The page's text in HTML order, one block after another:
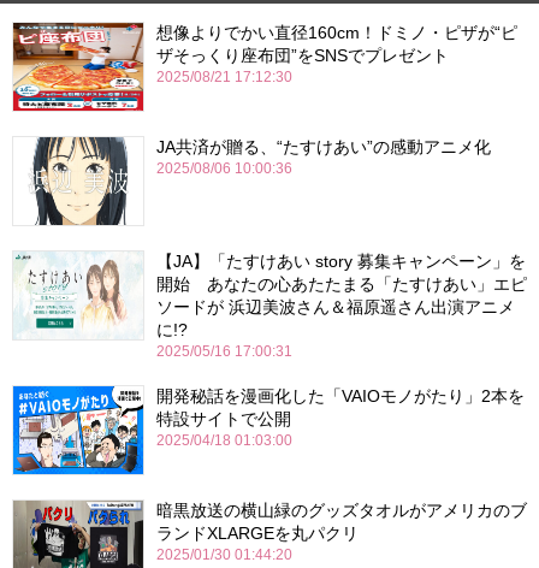
想像よりでかい直径160cm！ドミノ・ピザが“ピ
ザそっくり座布団”をSNSでプレゼント
2025/08/21 17:12:30
JA共済が贈る、“たすけあい”の感動アニメ化
2025/08/06 10:00:36
【JA】「たすけあい story 募集キャンペーン」を
開始 あなたの心あたたまる「たすけあい」エピ
ソードが 浜辺美波さん＆福原遥さん出演アニメ
に!?
2025/05/16 17:00:31
開発秘話を漫画化した「VAIOモノがたり」2本を
特設サイトで公開
2025/04/18 01:03:00
暗黒放送の横山緑のグッズタオルがアメリカのブ
ランドXLARGEを丸パクリ
2025/01/30 01:44:20